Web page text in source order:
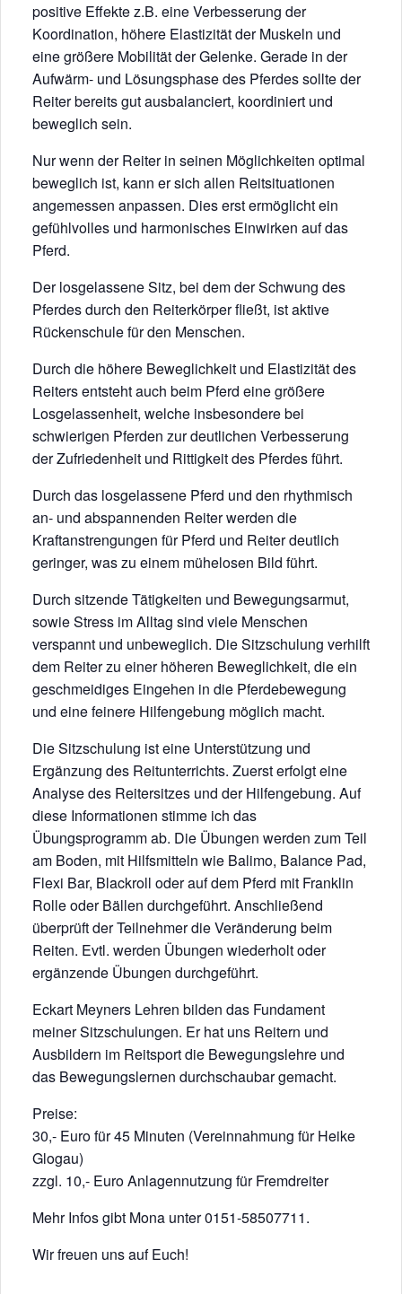
positive Effekte z.B. eine Verbesserung der
Koordination, höhere Elastizität der Muskeln und
eine größere Mobilität der Gelenke. Gerade in der
Aufwärm- und Lösungsphase des Pferdes sollte der
Reiter bereits gut ausbalanciert, koordiniert und
beweglich sein.
Nur wenn der Reiter in seinen Möglichkeiten optimal
beweglich ist, kann er sich allen Reitsituationen
angemessen anpassen. Dies erst ermöglicht ein
gefühlvolles und harmonisches Einwirken auf das
Pferd.
Der losgelassene Sitz, bei dem der Schwung des
Pferdes durch den Reiterkörper fließt, ist aktive
Rückenschule für den Menschen.
Durch die höhere Beweglichkeit und Elastizität des
Reiters entsteht auch beim Pferd eine größere
Losgelassenheit, welche insbesondere bei
schwierigen Pferden zur deutlichen Verbesserung
der Zufriedenheit und Rittigkeit des Pferdes führt.
Durch das losgelassene Pferd und den rhythmisch
an- und abspannenden Reiter werden die
Kraftanstrengungen für Pferd und Reiter deutlich
geringer, was zu einem mühelosen Bild führt.
Durch sitzende Tätigkeiten und Bewegungsarmut,
sowie Stress im Alltag sind viele Menschen
verspannt und unbeweglich. Die Sitzschulung verhilft
dem Reiter zu einer höheren Beweglichkeit, die ein
geschmeidiges Eingehen in die Pferdebewegung
und eine feinere Hilfengebung möglich macht.
Die Sitzschulung ist eine Unterstützung und
Ergänzung des Reitunterrichts. Zuerst erfolgt eine
Analyse des Reitersitzes und der Hilfengebung. Auf
diese Informationen stimme ich das
Übungsprogramm ab. Die Übungen werden zum Teil
am Boden, mit Hilfsmitteln wie Balimo, Balance Pad,
Flexi Bar, Blackroll oder auf dem Pferd mit Franklin
Rolle oder Bällen durchgeführt. Anschließend
überprüft der Teilnehmer die Veränderung beim
Reiten. Evtl. werden Übungen wiederholt oder
ergänzende Übungen durchgeführt.
Eckart Meyners Lehren bilden das Fundament
meiner Sitzschulungen. Er hat uns Reitern und
Ausbildern im Reitsport die Bewegungslehre und
das Bewegungslernen durchschaubar gemacht.
Preise:
30,- Euro für 45 Minuten (Vereinnahmung für Heike
Glogau)
zzgl. 10,- Euro Anlagennutzung für Fremdreiter
Mehr Infos gibt Mona unter 0151-58507711.
Wir freuen uns auf Euch!